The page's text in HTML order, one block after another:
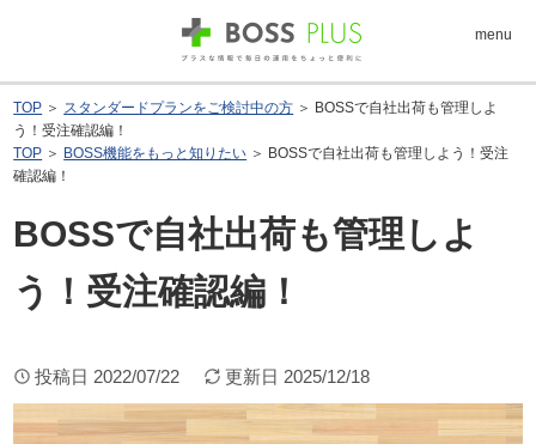
menu
TOP ＞ スタンダードプランをご検討中の方 ＞ BOSSで自社出荷も管理しよ
う！受注確認編！
TOP ＞ BOSS機能をもっと知りたい ＞ BOSSで自社出荷も管理しよう！受注
確認編！
BOSSで自社出荷も管理しよ
う！受注確認編！
投稿日 2022/07/22 更新日 2025/12/18